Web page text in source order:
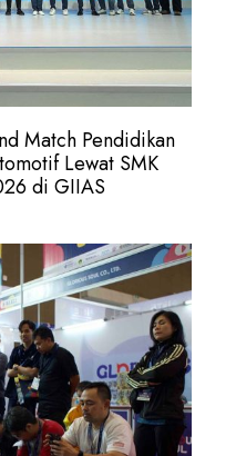
Match Pendidikan
Lewat SMK
di GIIAS